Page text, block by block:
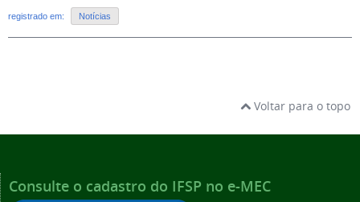
registrado em: Notícias
Voltar para o topo
Consulte o cadastro do IFSP no e-MEC